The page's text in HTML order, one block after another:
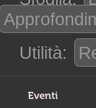
Utilità:
Eventi